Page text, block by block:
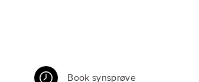
Book synsprøve